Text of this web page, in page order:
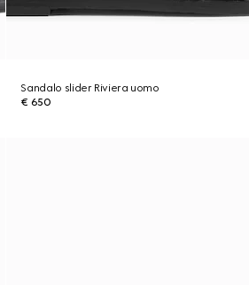
Sandalo slider Riviera uomo
€ 650